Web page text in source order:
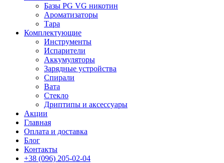
Базы PG VG никотин
Ароматизаторы
Тара
Комплектующие
Инструменты
Испарители
Аккумуляторы
Зарядные устройства
Спирали
Вата
Стекло
Дриптипы и аксессуары
Акции
Главная
Оплата и доставка
Блог
Контакты
+38 (096) 205-02-04